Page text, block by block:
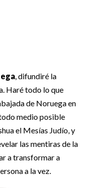
, difundiré la
Haré todo lo que
de Noruega en
medio posible
el Mesías Judío, y
las mentiras de la
a transformar a
a la vez.